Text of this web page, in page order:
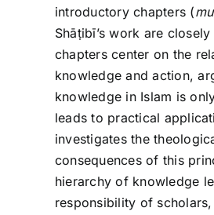
introductory chapters (
Shāṭibī’s work are
chapters center on the
knowledge and action,
knowledge in Islam is
leads to practical
investigates the
consequences of this
hierarchy of knowledge
responsibility of